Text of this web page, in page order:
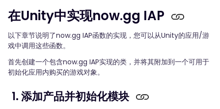
在Unity中实现now.gg IAP
以下章节说明了now.gg IAP函数的实现，您可以从Unity的应用/游
戏中调用这些函数。
首先创建一个包含now.gg IAP实现的类，并将其附加到一个可用于
初始化应用内购买的游戏对象。
1. 添加产品并初始化模块